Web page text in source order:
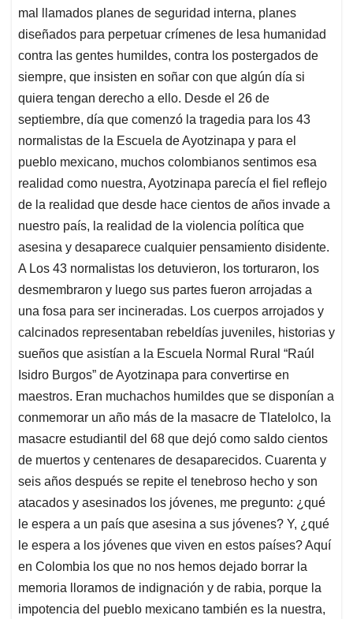
mal llamados planes de seguridad interna, planes
diseñados para perpetuar crímenes de lesa humanidad
contra las gentes humildes, contra los postergados de
siempre, que insisten en soñar con que algún día si
quiera tengan derecho a ello. Desde el 26 de
septiembre, día que comenzó la tragedia para los 43
normalistas de la Escuela de Ayotzinapa y para el
pueblo mexicano, muchos colombianos sentimos esa
realidad como nuestra, Ayotzinapa parecía el fiel reflejo
de la realidad que desde hace cientos de años invade a
nuestro país, la realidad de la violencia política que
asesina y desaparece cualquier pensamiento disidente.
A Los 43 normalistas los detuvieron, los torturaron, los
desmembraron y luego sus partes fueron arrojadas a
una fosa para ser incineradas. Los cuerpos arrojados y
calcinados representaban rebeldías juveniles, historias y
sueños que asistían a la Escuela Normal Rural “Raúl
Isidro Burgos” de Ayotzinapa para convertirse en
maestros. Eran muchachos humildes que se disponían a
conmemorar un año más de la masacre de Tlatelolco, la
masacre estudiantil del 68 que dejó como saldo cientos
de muertos y centenares de desaparecidos. Cuarenta y
seis años después se repite el tenebroso hecho y son
atacados y asesinados los jóvenes, me pregunto: ¿qué
le espera a un país que asesina a sus jóvenes? Y, ¿qué
le espera a los jóvenes que viven en estos países? Aquí
en Colombia los que no nos hemos dejado borrar la
memoria lloramos de indignación y de rabia, porque la
impotencia del pueblo mexicano también es la nuestra,